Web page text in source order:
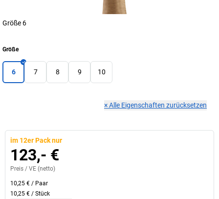
Größe 6
Größe
6 7 8 9 10
×Alle Eigenschaften zurücksetzen
im 12er Pack nur
123,- €
Preis / VE (netto)
10,25 € / Paar
10,25 € / Stück